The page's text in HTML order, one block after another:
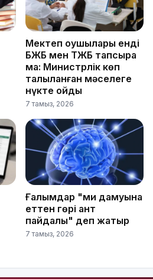
Мектеп оқушылары енді
БЖБ мен ТЖБ тапсыра
ма: Министрлік көп
талқыланған мәселеге
нүкте қойды
7 тамыз, 2026
Ғалымдар "ми дамуына
еттен гөрі қант
пайдалы" деп жатыр
7 тамыз, 2026